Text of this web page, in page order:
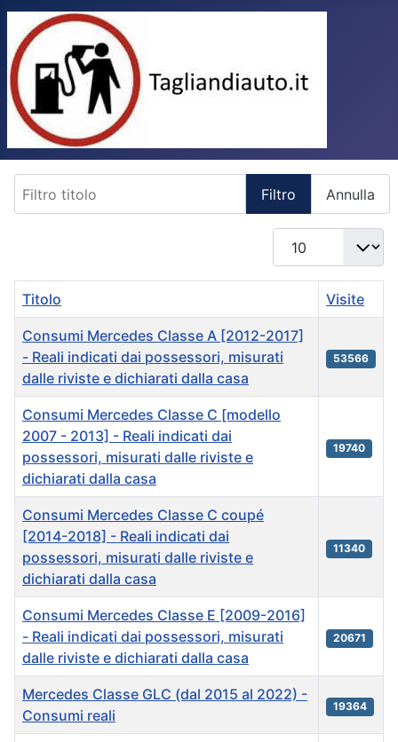
Filtro Annulla
Visualizza n.
Titolo Visite
Consumi Mercedes Classe A [2012-2017]
- Reali indicati dai possessori, misurati
dalle riviste e dichiarati dalla casa
53566
Consumi Mercedes Classe C [modello
2007 - 2013] - Reali indicati dai
possessori, misurati dalle riviste e
dichiarati dalla casa
19740
Consumi Mercedes Classe C coupé
[2014-2018] - Reali indicati dai
possessori, misurati dalle riviste e
dichiarati dalla casa
11340
Consumi Mercedes Classe E [2009-2016]
- Reali indicati dai possessori, misurati
dalle riviste e dichiarati dalla casa
20671
Mercedes Classe GLC (dal 2015 al 2022) -
Consumi reali
19364